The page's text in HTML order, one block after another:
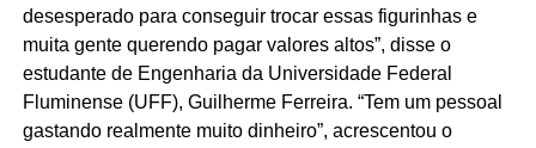
desesperado para conseguir trocar essas figurinhas e
muita gente querendo pagar valores altos”, disse o
estudante de Engenharia da Universidade Federal
Fluminense (UFF), Guilherme Ferreira. “Tem um pessoal
gastando realmente muito dinheiro”, acrescentou o